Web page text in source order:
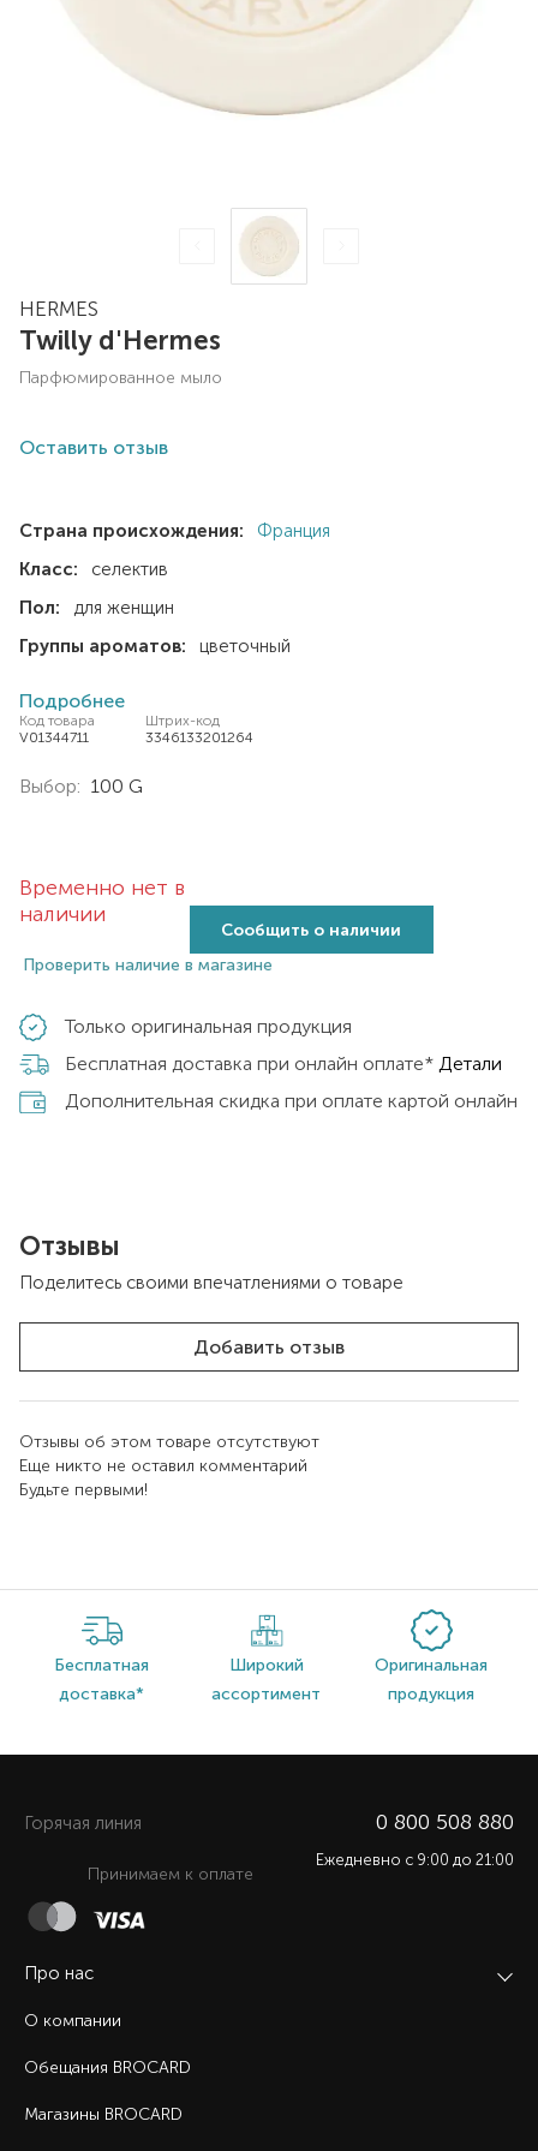
HERMES
Twilly d'Hermes
парфюмированное мыло
Оставить отзыв
Страна происхождения:
Франция
Класс:
селектив
Пол:
для женщин
Группы ароматов:
цветочный
Подробнее
Код товара
V01344711
Штрих-код
3346133201264
Выбор: 100 G
Временно нет в
наличии
Сообщить о наличии
Проверить наличие в магазине
Только оригинальная продукция
Бесплатная доставка при онлайн оплате* Детали
Дополнительная скидка при оплате картой онлайн
Отзывы
Поделитесь своими впечатлениями о товаре
Добавить отзыв
Отзывы об этом товаре отсутствуют
Еще никто не оставил комментарий
Будьте первыми!
Бесплатная
доставка*
Широкий
ассортимент
Оригинальная
продукция
Про нас
О компании
Обещания BROCARD
Магазины BROCARD
Горячая линия 0 800 508 880
Ежедневно c 9:00 до 21:00
Принимаем к оплате